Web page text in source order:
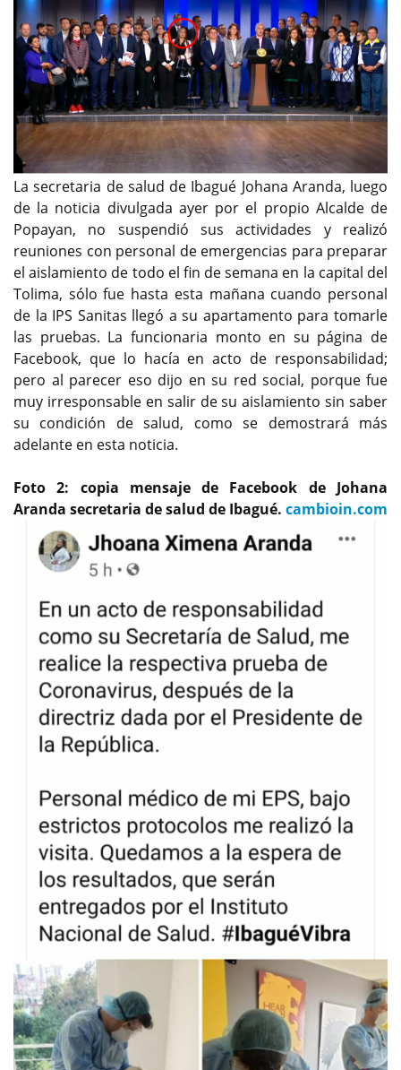
La secretaria de salud de Ibagué Johana Aranda, luego
de la noticia divulgada ayer por el propio Alcalde de
Popayan, no suspendió sus actividades y realizó
reuniones con personal de emergencias para preparar
el aislamiento de todo el fin de semana en la capital del
Tolima, sólo fue hasta esta mañana cuando personal
de la IPS Sanitas llegó a su apartamento para tomarle
las pruebas. La funcionaria monto en su página de
Facebook, que lo hacía en acto de responsabilidad;
pero al parecer eso dijo en su red social, porque fue
muy irresponsable en salir de su aislamiento sin saber
su condición de salud, como se demostrará más
adelante en esta noticia.
Foto 2: copia mensaje de Facebook de Johana
Aranda secretaria de salud de Ibagué. cambioin.com